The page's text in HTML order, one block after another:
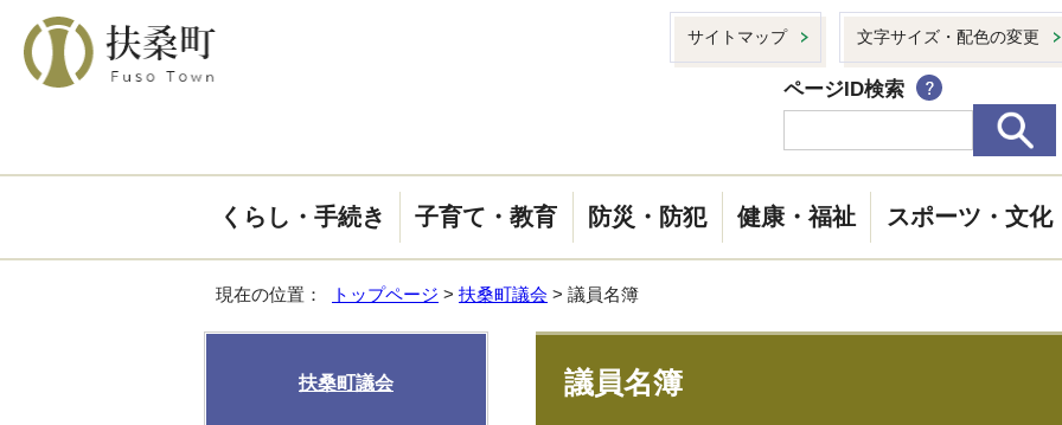
サイトマップ 文字サイズ・配色の変更
ページID検索
くらし・手続き 子育て・教育 防災・防犯 健康・福祉 スポーツ・文化
現在の位置： トップページ > 扶桑町議会 > 議員名簿
議員名簿
扶桑町議会